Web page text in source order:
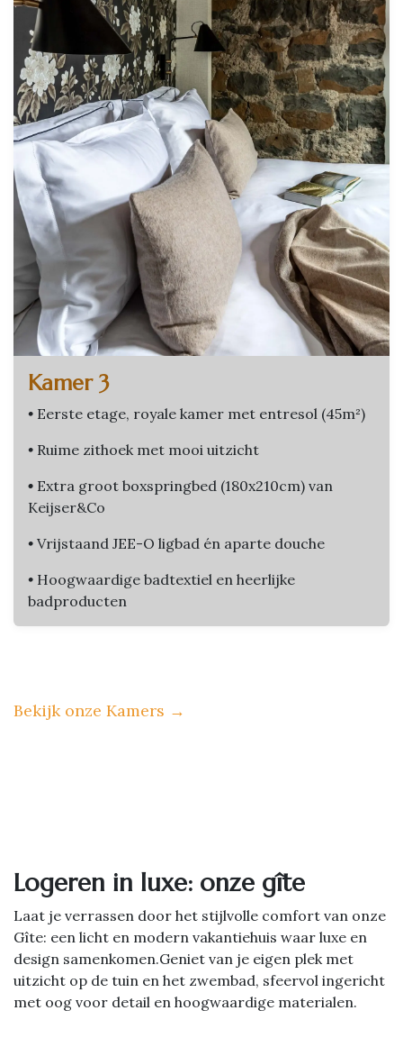
Kamer 3
• Eerste etage, royale kamer met entresol (45m²)
• Ruime zithoek met mooi uitzicht
• Extra groot boxspringbed (180x210cm) van
Keijser&Co
• Vrijstaand JEE-O ligbad én aparte douche
• Hoogwaardige badtextiel en heerlijke
badproducten
Bekijk onze Kamers →
Logeren in luxe: onze gîte
Laat je verrassen door het stijlvolle comfort van onze
Gîte: een licht en modern vakantiehuis waar luxe en
design samenkomen.Geniet van je eigen plek met
uitzicht op de tuin en het zwembad, sfeervol ingericht
met oog voor detail en hoogwaardige materialen.